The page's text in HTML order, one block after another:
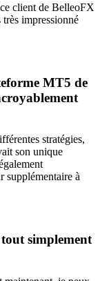
client de BelleoFX
impressionné
MT5 de
stratégies,
son unique
supplémentaire à
simplement